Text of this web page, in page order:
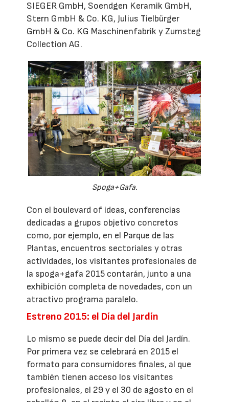
SIEGER GmbH, Soendgen Keramik GmbH,
Stern GmbH & Co. KG, Julius Tielbürger
GmbH & Co. KG Maschinenfabrik y Zumsteg
Collection AG.
Spoga+Gafa.
Con el boulevard of ideas, conferencias
dedicadas a grupos objetivo concretos
como, por ejemplo, en el Parque de las
Plantas, encuentros sectoriales y otras
actividades, los visitantes profesionales de
la spoga+gafa 2015 contarán, junto a una
exhibición completa de novedades, con un
atractivo programa paralelo.
Estreno 2015: el Día del Jardín
Lo mismo se puede decir del Día del Jardín.
Por primera vez se celebrará en 2015 el
formato para consumidores finales, al que
también tienen acceso los visitantes
profesionales, el 29 y el 30 de agosto en el